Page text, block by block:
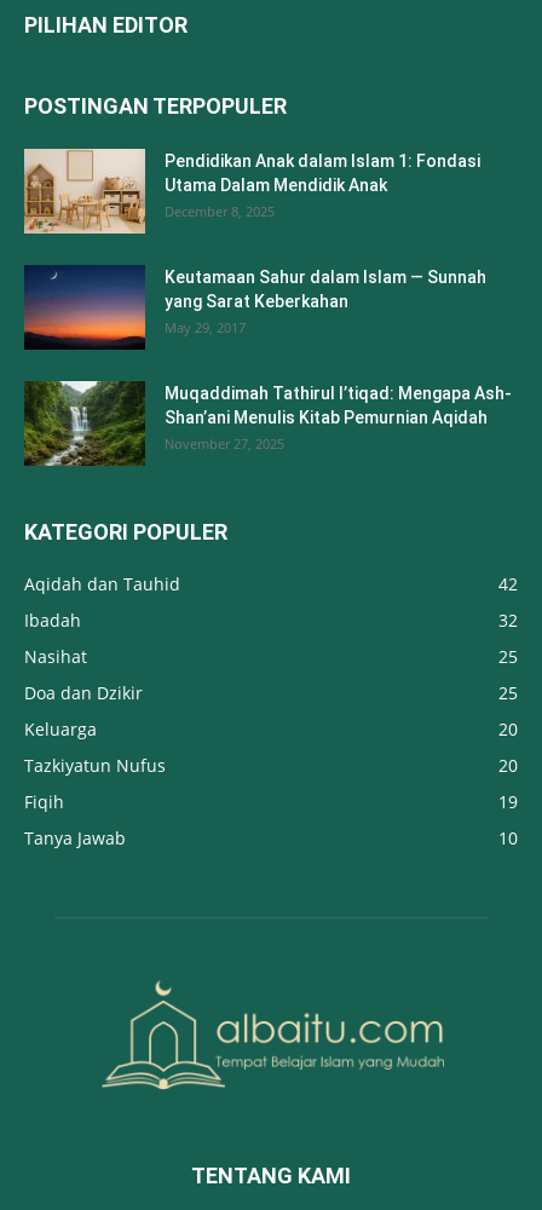
PILIHAN EDITOR
POSTINGAN TERPOPULER
Pendidikan Anak dalam Islam 1: Fondasi
Utama Dalam Mendidik Anak
December 8, 2025
Keutamaan Sahur dalam Islam — Sunnah
yang Sarat Keberkahan
May 29, 2017
Muqaddimah Tathirul I’tiqad: Mengapa Ash-
Shan’ani Menulis Kitab Pemurnian Aqidah
November 27, 2025
KATEGORI POPULER
Aqidah dan Tauhid
42
Ibadah
32
Nasihat
25
Doa dan Dzikir
25
Keluarga
20
Tazkiyatun Nufus
20
Fiqih
19
Tanya Jawab
10
TENTANG KAMI